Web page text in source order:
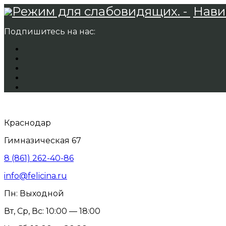
Режим для слабовидящих. -
Подпишитесь на нас:
Краснодар
Гимназическая 67
8 (861) 262-40-86
info@felicina.ru
Пн: Выходной
Вт, Ср, Вс: 10:00 — 18:00